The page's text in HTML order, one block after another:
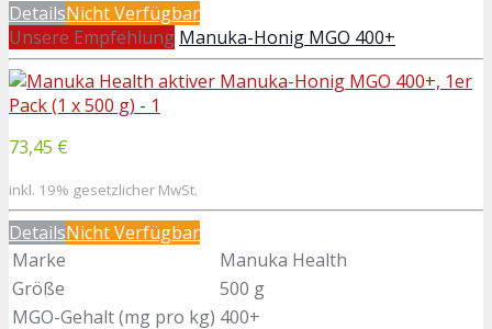
DetailsNicht Verfügbar
Unsere Empfehlung Manuka-Honig MGO 400+
73,45 €
inkl. 19% gesetzlicher MwSt.
DetailsNicht Verfügbar
Marke
Manuka Health
Größe
500 g
MGO-Gehalt (mg pro kg) 400+